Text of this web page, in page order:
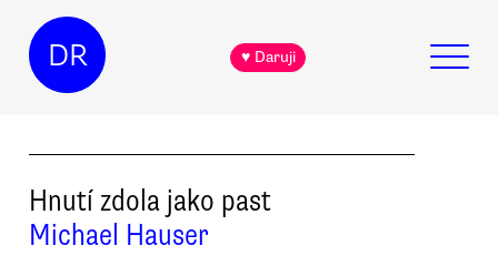
DR ♥ Daruji
Hnutí zdola jako past
Michael Hauser